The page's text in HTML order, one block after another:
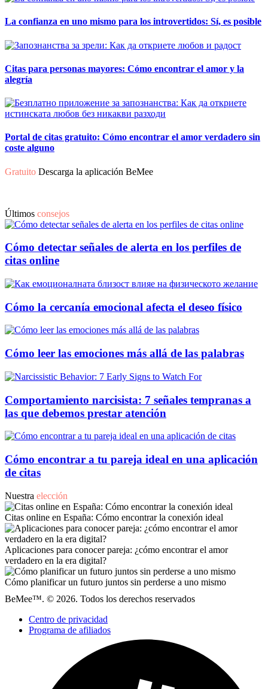
La confianza en uno mismo para los introvertidos: Sí, es posible
Citas para personas mayores: Cómo encontrar el amor y la
alegría
Portal de citas gratuito: Cómo encontrar el amor verdadero sin
coste alguno
Gratuito Descarga la aplicación BeMee
Últimos consejos
Cómo detectar señales de alerta en los perfiles de
citas online
Cómo la cercanía emocional afecta el deseo físico
Cómo leer las emociones más allá de las palabras
Comportamiento narcisista: 7 señales tempranas a
las que debemos prestar atención
Cómo encontrar a tu pareja ideal en una aplicación
de citas
Nuestra elección
Citas online en España: Cómo encontrar la conexión ideal
Aplicaciones para conocer pareja: ¿cómo encontrar el amor
verdadero en la era digital?
Cómo planificar un futuro juntos sin perderse a uno mismo
BeMee™. © 2026. Todos los derechos reservados
Centro de privacidad
Programa de afiliados